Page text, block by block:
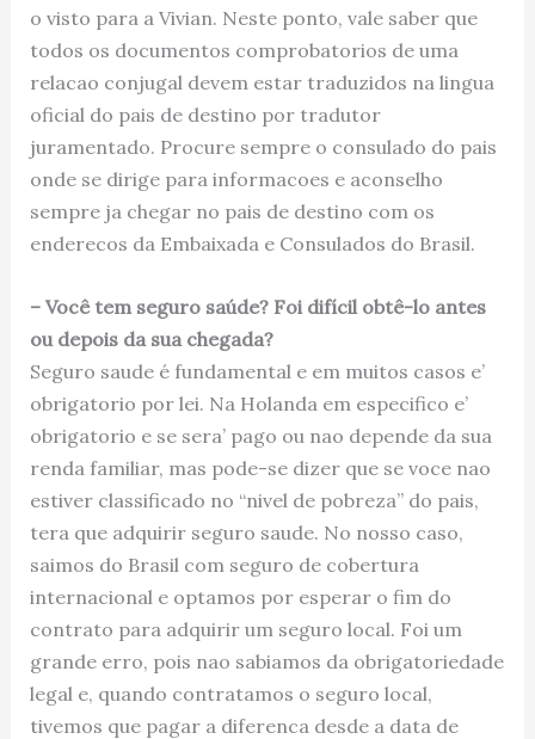
o visto para a Vivian. Neste ponto, vale saber que
todos os documentos comprobatorios de uma
relacao conjugal devem estar traduzidos na lingua
oficial do pais de destino por tradutor
juramentado. Procure sempre o consulado do pais
onde se dirige para informacoes e aconselho
sempre ja chegar no pais de destino com os
enderecos da Embaixada e Consulados do Brasil.
– Você tem seguro saúde? Foi difícil obtê-lo antes
ou depois da sua chegada?
Seguro saude é fundamental e em muitos casos e’
obrigatorio por lei. Na Holanda em especifico e’
obrigatorio e se sera’ pago ou nao depende da sua
renda familiar, mas pode-se dizer que se voce nao
estiver classificado no “nivel de pobreza” do pais,
tera que adquirir seguro saude. No nosso caso,
saimos do Brasil com seguro de cobertura
internacional e optamos por esperar o fim do
contrato para adquirir um seguro local. Foi um
grande erro, pois nao sabiamos da obrigatoriedade
legal e, quando contratamos o seguro local,
tivemos que pagar a diferenca desde a data de